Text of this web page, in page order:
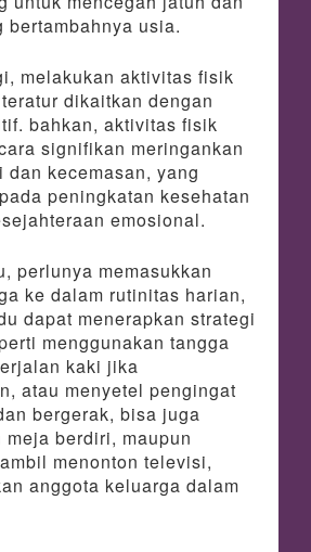
bertambahnya usia.
melakukan aktivitas fisik
dikaitkan dengan
bahkan, aktivitas fisik
signifikan meringankan
kecemasan, yang
peningkatan kesehatan
emosional.
perlunya memasukkan
ke dalam rutinitas harian,
dapat menerapkan strategi
menggunakan tangga
kaki jika
atau menyetel pengingat
bergerak, bisa juga
meja berdiri, maupun
menonton televisi,
anggota keluarga dalam